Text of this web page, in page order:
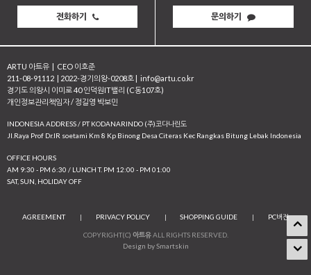
전화하기 문의하기
ARTU 아트유 | CEO 이호준
211-08-91112 | 2022-경기의왕-0208호 | info@artu.co.kr
경기도 의왕시 이미로 40 인덕원IT밸리 (C동107호)
개인정보관리책임자 / 정길영 박보민
INDONESIA ADDRESS / PT KODANARINDO (주)코다나린도
JI.Raya Prof Dr.IR soetami Km 8 Kp Binong Desa Citeras Kec Rangkas Bitung Lebak Indonesia
OFFICE HOURS
AM 9:30 - PM 6:30 / LUNCH T. PM 12:00 - PM 01:00
SAT, SUN, HOLIDAY OFF
AGREEMENT | PRIVACY POLICY | SHOPPING GUIDE | PC버전
COPYRIGHT(C) 아트유ALL RIGHTS RESERVED.